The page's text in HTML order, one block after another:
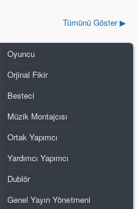
Tümünü Göster ▶
Oyuncu
Orjinal Fikir
Besteci
Müzik Montajcısı
Ortak Yapımcı
Yardımcı Yapımcı
Dublör
Genel Yayın Yönetmeni